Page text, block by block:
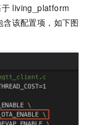
于 living_platform
含该配置项，如下图